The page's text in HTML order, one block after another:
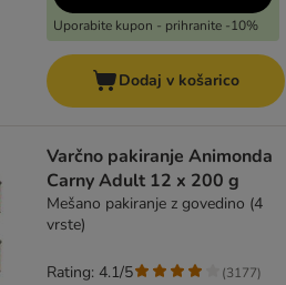
Uporabite kupon - prihranite -10%
Dodaj v košarico
Varčno pakiranje Animonda
Carny Adult 12 x 200 g
Mešano pakiranje z govedino (4
vrste)
Rating: 4.1/5 (3177)